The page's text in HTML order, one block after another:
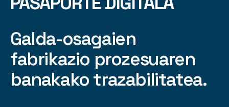
Galda-osagaien
fabrikazio prozesuaren
banakako trazabilitatea.